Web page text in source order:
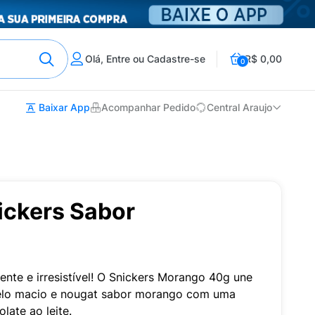
Olá, Entre ou Cadastre-se 0R$ 0,00
Baixar App Acompanhar Pedido Central Araujo
Sabor
e irresistível! O Snickers Morango 40g une
macio e nougat sabor morango com uma
ao leite.